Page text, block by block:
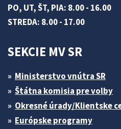
PO, UT, ŠT, PIA: 8.00 - 16.00
STREDA: 8.00 - 17.00
SEKCIE MV SR
Ministerstvo vnútra SR
Štátna komisia pre volby
Okresné úrady/Klientske
Európske programy